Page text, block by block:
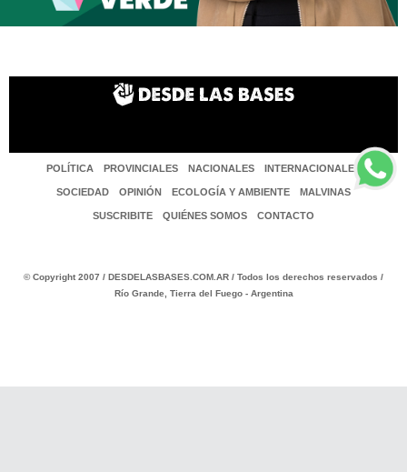
POLÍTICA PROVINCIALES NACIONALES INTERNACIONALES
SOCIEDAD OPINIÓN ECOLOGÍA Y AMBIENTE MALVINAS
SUSCRIBITE QUIÉNES SOMOS CONTACTO
© Copyright 2007 / DESDELASBASES.COM.AR / Todos los derechos reservados /
Río Grande, Tierra del Fuego - Argentina